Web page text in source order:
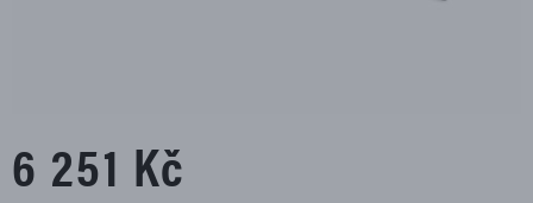
6 251 Kč